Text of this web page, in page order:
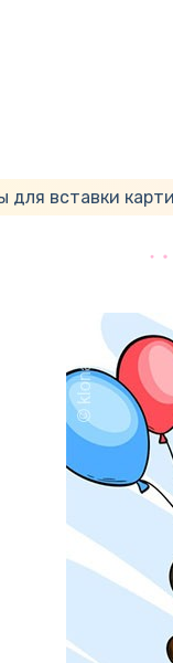
для вставки